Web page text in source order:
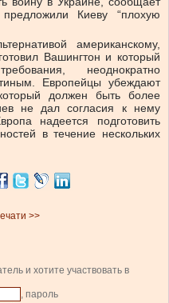
Киеву “плохую
американскому,
Вашингтон и который
неоднократно
Европейцы убеждают
должен быть более
не дал согласия к нему
надеется подготовить
в течение нескольких
>>
и хотите участвовать в
, пароль